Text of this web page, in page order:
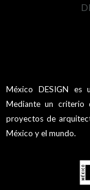
México DESIGN es
Mediante un criterio
proyectos de
México y el mundo.